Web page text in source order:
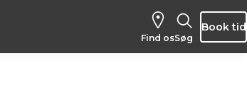
Find os Søg
Book tid